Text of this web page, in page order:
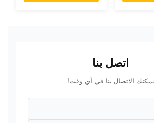
اتصل بنا
يمكنك الاتصال بنا في أي وقت!